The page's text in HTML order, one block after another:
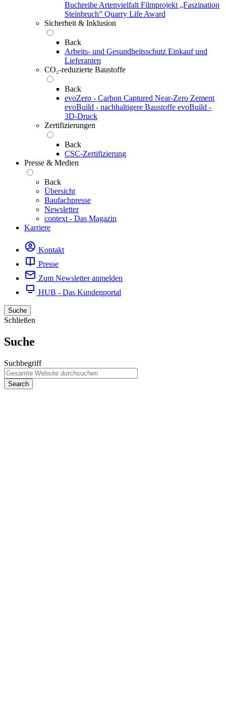
Buchreihe Artenvielfalt Filmprojekt „Faszination
Steinbruch” Quarry Life Award
Sicherheit & Inklusion
Back
Arbeits- und Gesundheitsschutz Einkauf und
Lieferanten
CO₂-reduzierte Baustoffe
Back
evoZero - Carbon Captured Near-Zero Zement
evoBuild - nachhaltigere Baustoffe evoBuild -
3D-Druck
Zertifizierungen
Back
CSC-Zertifizierung
Presse & Medien
Back
Übersicht
Baufachpresse
Newsletter
context - Das Magazin
Karriere
Kontakt
Presse
Zum Newsletter anmelden
HUB - Das Kundenportal
Suche
Schließen
Suche
Suchbegriff